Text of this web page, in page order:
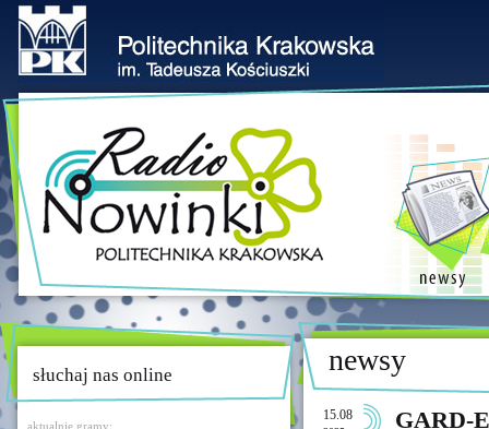
słuchaj nas online
aktualnie gramy:
newsy
15.08
GARD-